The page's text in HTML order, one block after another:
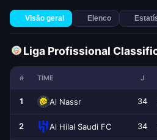
Visão geral Elenco
Liga Profissional
# TIME J
1 Al Nassr 34
2 Al Hilal Saudi FC 34